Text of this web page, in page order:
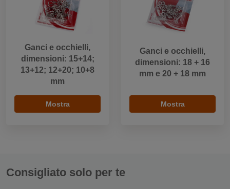
Ganci e occhielli,
dimensioni: 15+14;
13+12; 12+20; 10+8
mm
Mostra
Ganci e occhielli,
dimensioni: 18 + 16
mm e 20 + 18 mm
Mostra
Consigliato solo per te